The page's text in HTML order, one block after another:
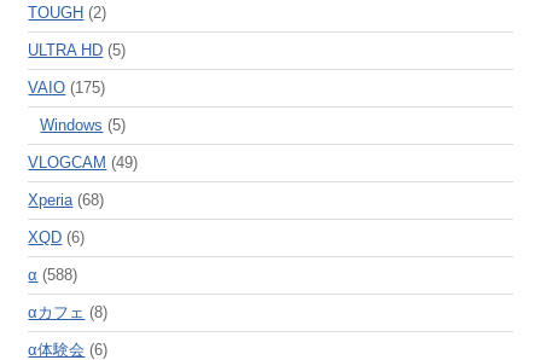
TOUGH (2)
ULTRA HD (5)
VAIO (175)
Windows (5)
VLOGCAM (49)
Xperia (68)
XQD (6)
α (588)
αカフェ (8)
α体験会 (6)